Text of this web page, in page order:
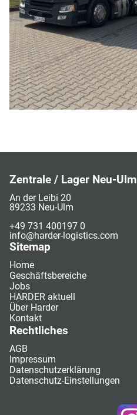
Zentrale / Lager Neu-Ulm
An der Leibi 20
89233 Neu-Ulm
+49 731 400197 0
info@harder-logistics.com
Sitemap
Home
Geschäftsbereiche
Jobs
HARDER aktuell
Über Harder
Kontakt
Rechtliches
AGB
Impressum
Datenschutzerklärung
Datenschutz-Einstellungen